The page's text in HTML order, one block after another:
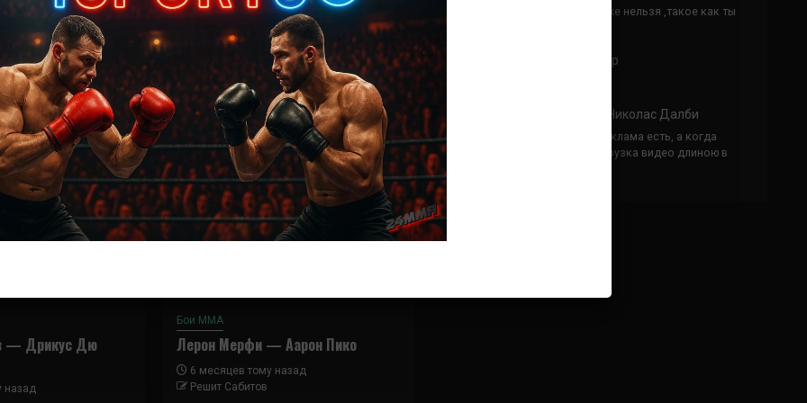
Далее
Натаниэль Вуд – Хосе Альберто Куинонес
— Дрикус Дю
назад
Бои ММА
Лерон Мерфи — Аарон Пико
6 месяцев тому назад
Решит Сабитов
Кусок говна ты, существом даже нельзя ,такое как ты
Конор МакГрегор
Рэнди Браун — Николас Далби
не запускается ни один бой, реклама есть, а когда
заканчивается начинается загрузка видео длиною в
жизнь. Исправьте пожалуйста